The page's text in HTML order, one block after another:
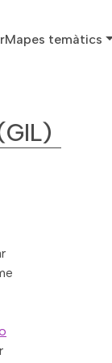
principal
Mapes temàtics